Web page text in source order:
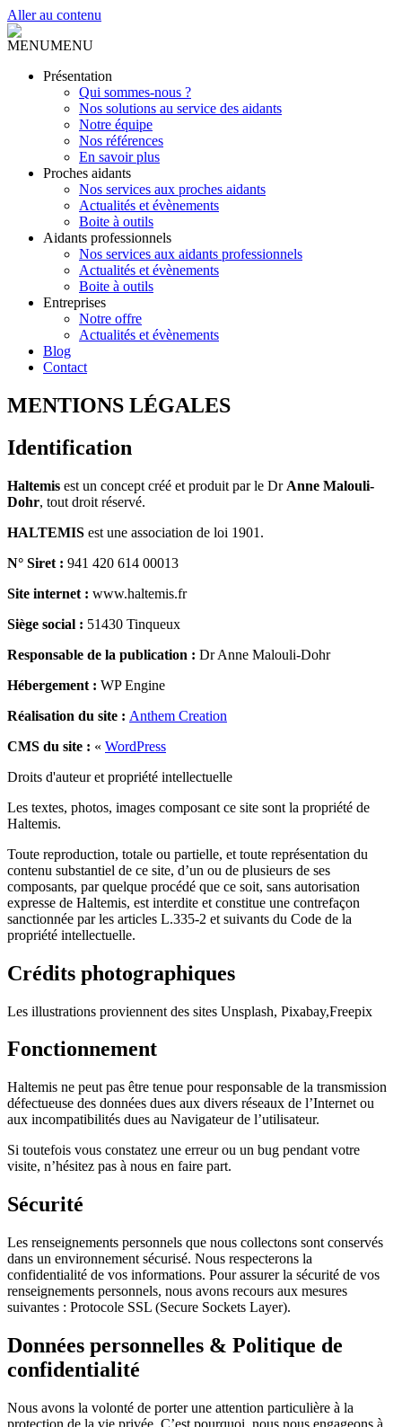
Aller au contenu
MENUMENU
Présentation
Qui sommes-nous ?
Nos solutions au service des aidants
Notre équipe
Nos références
En savoir plus
Proches aidants
Nos services aux proches aidants
Actualités et évènements
Boite à outils
Aidants professionnels
Nos services aux aidants professionnels
Actualités et évènements
Boite à outils
Entreprises
Notre offre
Actualités et évènements
Blog
Contact
MENTIONS LÉGALES
Identification
Haltemis est un concept créé et produit par le Dr Anne Malouli-
Dohr, tout droit réservé.
HALTEMIS est une association de loi 1901.
N° Siret : 941 420 614 00013
Site internet : www.haltemis.fr
Siège social : 51430 Tinqueux
Responsable de la publication : Dr Anne Malouli-Dohr
Hébergement : WP Engine
Réalisation du site : Anthem Creation
CMS du site : « WordPress
Droits d'auteur et propriété intellectuelle
Les textes, photos, images composant ce site sont la propriété de
Haltemis.
Toute reproduction, totale ou partielle, et toute représentation du
contenu substantiel de ce site, d’un ou de plusieurs de ses
composants, par quelque procédé que ce soit, sans autorisation
expresse de Haltemis, est interdite et constitue une contrefaçon
sanctionnée par les articles L.335-2 et suivants du Code de la
propriété intellectuelle.
Crédits photographiques
Les illustrations proviennent des sites Unsplash, Pixabay,Freepix
Fonctionnement
Haltemis ne peut pas être tenue pour responsable de la transmission
défectueuse des données dues aux divers réseaux de l’Internet ou
aux incompatibilités dues au Navigateur de l’utilisateur.
Si toutefois vous constatez une erreur ou un bug pendant votre
visite, n’hésitez pas à nous en faire part.
Sécurité
Les renseignements personnels que nous collectons sont conservés
dans un environnement sécurisé. Nous respecterons la
confidentialité de vos informations. Pour assurer la sécurité de vos
renseignements personnels, nous avons recours aux mesures
suivantes : Protocole SSL (Secure Sockets Layer).
Données personnelles & Politique de
confidentialité
Nous avons la volonté de porter une attention particulière à la
protection de la vie privée. C’est pourquoi, nous nous engageons à